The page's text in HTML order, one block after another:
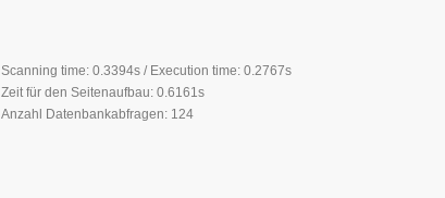
Scanning time: 0.3394s / Execution time: 0.2767s
Zeit für den Seitenaufbau: 0.6161s
Anzahl Datenbankabfragen: 124